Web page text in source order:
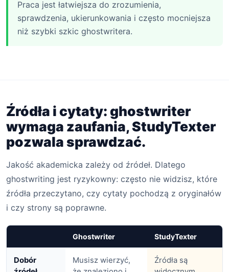
Praca jest łatwiejsza do zrozumienia,
sprawdzenia, ukierunkowania i często mocniejsza
niż szybki szkic ghostwritera.
Źródła i cytaty: ghostwriter
wymaga zaufania, StudyTexter
pozwala sprawdzać.
Jakość akademicka zależy od źródeł. Dlatego
ghostwriting jest ryzykowny: często nie widzisz, które
źródła przeczytano, czy cytaty pochodzą z oryginałów
i czy strony są poprawne.
Ghostwriter StudyTexter
Dobór
Musisz wierzyć,
Źródła są